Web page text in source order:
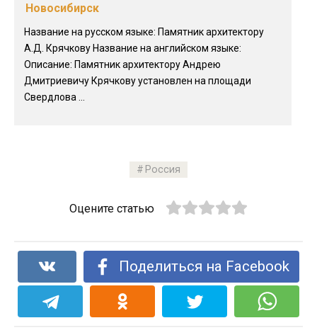
Новосибирск
Название на русском языке: Памятник архитектору
А.Д. Крячкову Название на английском языке:
Описание: Памятник архитектору Андрею
Дмитриевичу Крячкову установлен на площади
Свердлова ...
Россия
Оцените статью
Поделиться на Facebook